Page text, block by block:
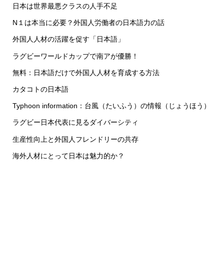
日本は世界最悪クラスの人手不足
N１は本当に必要？外国人労働者の日本語力の話
外国人人材の活躍を促す「日本語」
ラグビーワールドカップで南アが優勝！
無料：日本語だけで外国人人材を育成する方法
カタコトの日本語
Typhoon information：台風（たいふう）の情報（じょうほう）
ラグビー日本代表に見るダイバーシティ
生産性向上と外国人フレンドリーの共存
海外人材にとって日本は魅力的か？